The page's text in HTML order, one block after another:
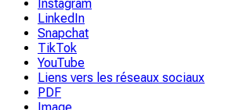
Instagram
LinkedIn
Snapchat
TikTok
YouTube
Liens vers les réseaux sociaux
PDF